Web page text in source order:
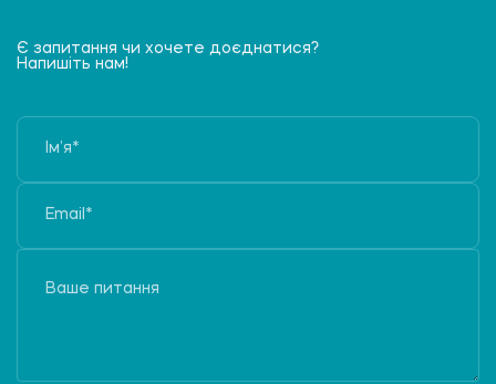
Є запитання чи хочете доєднатися?
Напишіть нам!